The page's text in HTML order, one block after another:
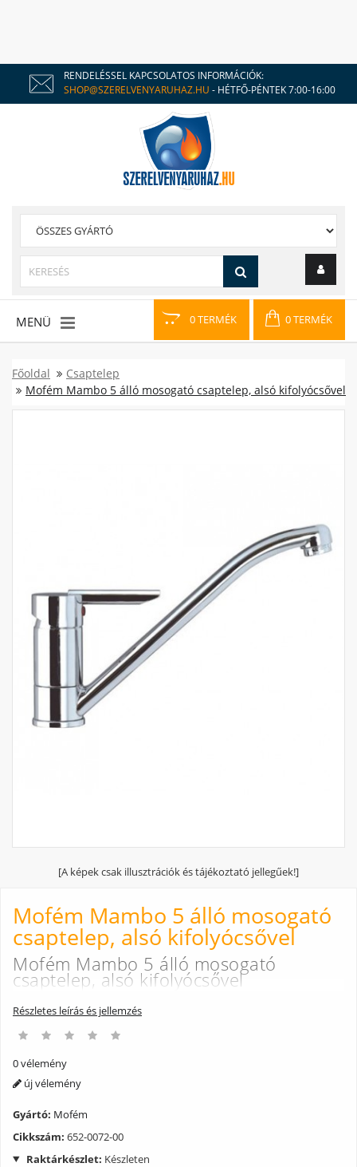
RENDELÉSSEL KAPCSOLATOS INFORMÁCIÓK:
SHOP@SZERELVENYARUHAZ.HU - HÉTFŐ-PÉNTEK 7:00-16:00
0 TERMÉK 0 TERMÉK
MENÜ
Főoldal
Csaptelep
Mofém Mambo 5 álló mosogató csaptelep, alsó kifolyócsővel
[A képek csak illusztrációk és tájékoztató jellegűek!]
Mofém Mambo 5 álló mosogató
csaptelep, alsó kifolyócsővel
Mofém Mambo 5 álló mosogató
csaptelep, alsó kifolyócsővel
Részletes leírás és jellemzés
0 vélemény
új vélemény
Gyártó: Mofém
Cikkszám: 652-0072-00
Raktárkészlet: Készleten